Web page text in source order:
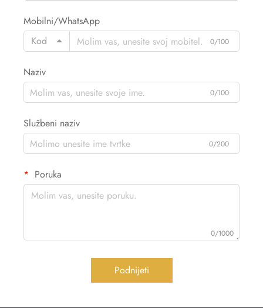
Mobilni/WhatsApp
Kod
0/100
Naziv
0/100
Službeni naziv
0/200
Poruka
0/1000
Podnijeti